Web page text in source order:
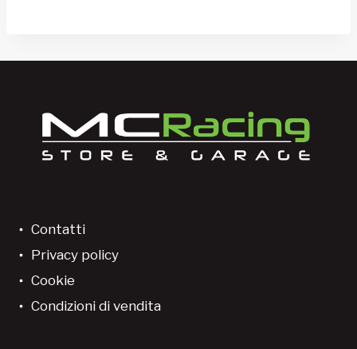
Contatti
Privacy policy
Cookie
Condizioni di vendita